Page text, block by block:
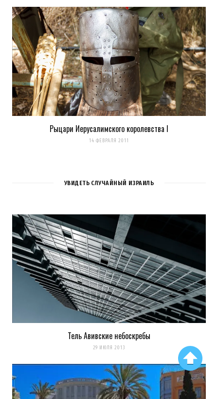
Рыцари Иерусалимского королевства I
14 ФЕВРАЛЯ 2011
УВИДЕТЬ СЛУЧАЙНЫЙ ИЗРАИЛЬ
Тель Авивские небоскребы
29 ИЮЛЯ 2013